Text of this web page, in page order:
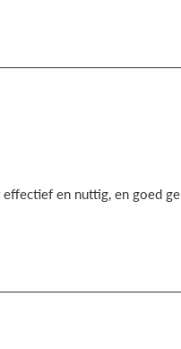
en nuttig, en goed